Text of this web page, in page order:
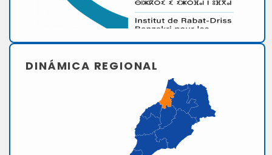
DINÁMICA REGIONAL